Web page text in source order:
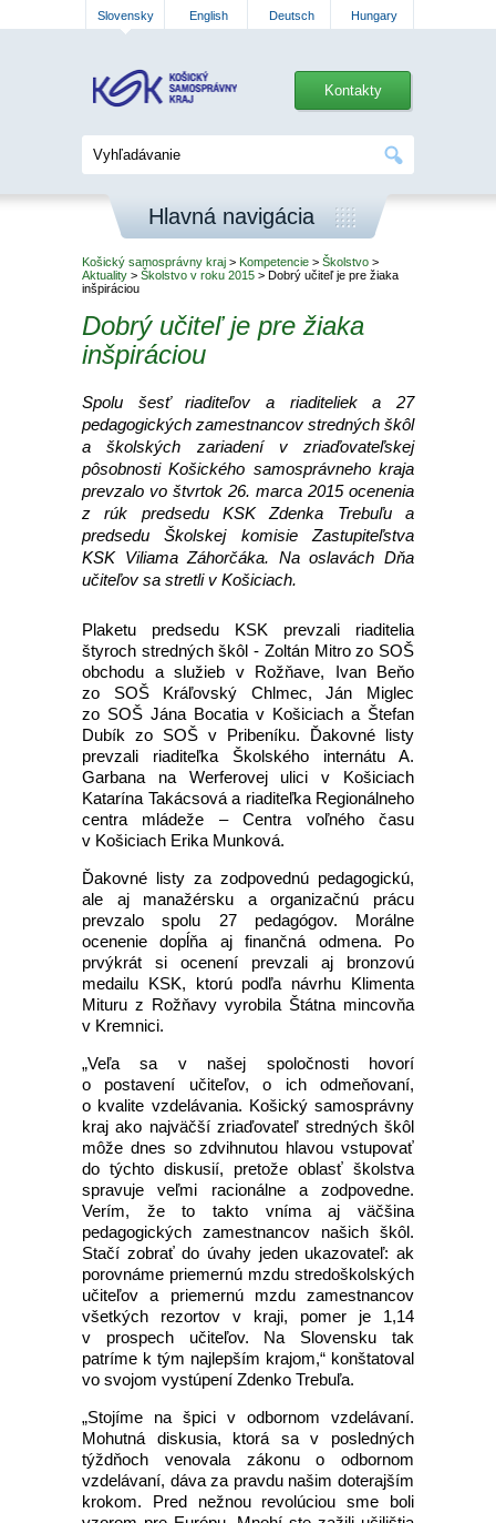
Slovensky English Deutsch Hungary
Kontakty
Hlavná navigácia
Košický samosprávny kraj > Kompetencie > Školstvo >
Aktuality > Školstvo v roku 2015 > Dobrý učiteľ je pre žiaka
inšpiráciou
Dobrý učiteľ je pre žiaka
inšpiráciou
Spolu šesť riaditeľov a riaditeliek a 27
pedagogických zamestnancov stredných škôl
a školských zariadení v zriaďovateľskej
pôsobnosti Košického samosprávneho kraja
prevzalo vo štvrtok 26. marca 2015 ocenenia
z rúk predsedu KSK Zdenka Trebuľu a
predsedu Školskej komisie Zastupiteľstva
KSK Viliama Záhorčáka. Na oslavách Dňa
učiteľov sa stretli v Košiciach.
Plaketu predsedu KSK prevzali riaditelia
štyroch stredných škôl - Zoltán Mitro zo SOŠ
obchodu a služieb v Rožňave, Ivan Beňo
zo SOŠ Kráľovský Chlmec, Ján Miglec
zo SOŠ Jána Bocatia v Košiciach a Štefan
Dubík zo SOŠ v Pribeníku. Ďakovné listy
prevzali riaditeľka Školského internátu A.
Garbana na Werferovej ulici v Košiciach
Katarína Takácsová a riaditeľka Regionálneho
centra mládeže – Centra voľného času
v Košiciach Erika Munková.
Ďakovné listy za zodpovednú pedagogickú,
ale aj manažérsku a organizačnú prácu
prevzalo spolu 27 pedagógov. Morálne
ocenenie dopĺňa aj finančná odmena. Po
prvýkrát si ocenení prevzali aj bronzovú
medailu KSK, ktorú podľa návrhu Klimenta
Mituru z Rožňavy vyrobila Štátna mincovňa
v Kremnici.
„Veľa sa v našej spoločnosti hovorí
o postavení učiteľov, o ich odmeňovaní,
o kvalite vzdelávania. Košický samosprávny
kraj ako najväčší zriaďovateľ stredných škôl
môže dnes so zdvihnutou hlavou vstupovať
do týchto diskusií, pretože oblasť školstva
spravuje veľmi racionálne a zodpovedne.
Verím, že to takto vníma aj väčšina
pedagogických zamestnancov našich škôl.
Stačí zobrať do úvahy jeden ukazovateľ: ak
porovnáme priemernú mzdu stredoškolských
učiteľov a priemernú mzdu zamestnancov
všetkých rezortov v kraji, pomer je 1,14
v prospech učiteľov. Na Slovensku tak
patríme k tým najlepším krajom,“ konštatoval
vo svojom vystúpení Zdenko Trebuľa.
„Stojíme na špici v odbornom vzdelávaní.
Mohutná diskusia, ktorá sa v posledných
týždňoch venovala zákonu o odbornom
vzdelávaní, dáva za pravdu našim doterajším
krokom. Pred nežnou revolúciou sme boli